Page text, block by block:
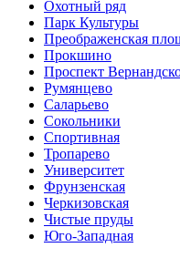
Охотный ряд
Парк Культуры
Преобра­женская
Прокшино
Проспект
Румянцево
Саларьево
Сокольники
Спортивная
Тропарево
Университет
Фрунзенская
Черкизовская
Чистые пруды
Юго-Западная